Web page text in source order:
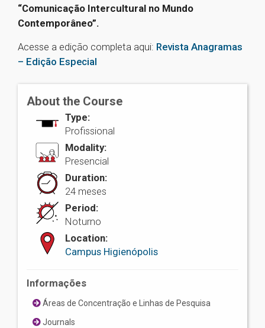
“Comunicação Intercultural no Mundo
Contemporâneo”.
Acesse a edição completa aqui: Revista Anagramas
– Edição Especial
About the Course
Type:
Profissional
Modality:
Presencial
Duration:
24 meses
Period:
Noturno
Location:
Campus Higienópolis
Informações
Áreas de Concentração e Linhas de Pesquisa
Journals